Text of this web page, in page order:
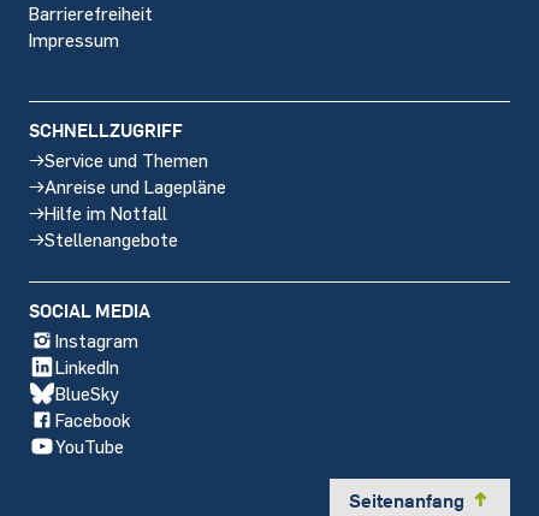
Barrierefreiheit
Impressum
SCHNELLZUGRIFF
Service und Themen
Anreise und Lagepläne
Hilfe im Notfall
Stellenangebote
SOCIAL MEDIA
Instagram
LinkedIn
BlueSky
Facebook
YouTube
Seitenanfang y